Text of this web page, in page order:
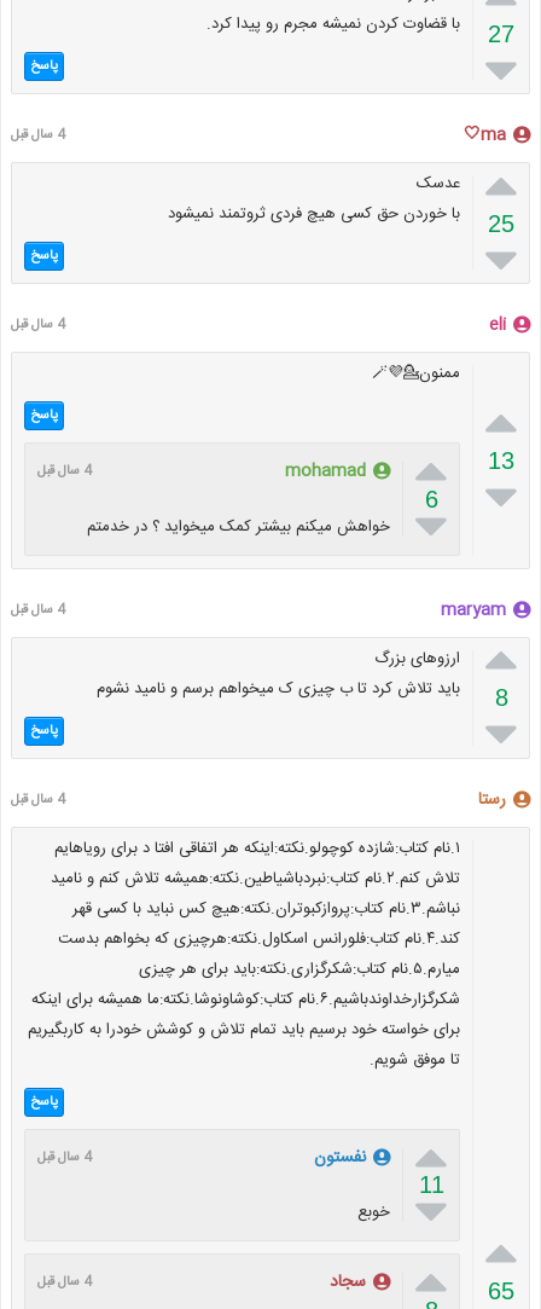
27

با قضاوت کردن نمیشه مجرم رو پیدا کرد.
پاسخ
ma🤍 4 سال قبل

25

عدسک
با خوردن حق کسی هیچ فردی ثروتمند نمیشود
پاسخ
eli 4 سال قبل

13

ممنون💁💜🪄
پاسخ

6

mohamad 4 سال قبل
خواهش میکنم بیشتر کمک میخواید ؟ در خدمتم
maryam 4 سال قبل

8

ارزوهای بزرگ
باید تلاش کرد تا ب چیزی ک میخواهم برسم و نامید نشوم
پاسخ
رستا 4 سال قبل

65
۱.نام کتاب:شازده کوچولو.نکته:اینکه هر اتفاقی افتا د برای رویاهایم
تلاش کنم.۲.نام کتاب:نبردباشیاطین.نکته:همیشه تلاش کنم و نامید
نباشم.۳.نام کتاب:پروازکبوتران.نکته:هیچ کس نباید با کسی قهر
کند.۴.نام کتاب:فلورانس اسکاول.نکته:هرچیزی که بخواهم بدست
میارم.۵.نام کتاب:شکرگزاری.نکته:باید برای هر چیزی
شکرگزارخداوندباشیم.۶.نام کتاب:کوشاونوشا.نکته:ما همیشه برای اینکه
برای خواسته خود برسیم باید تمام تلاش و کوشش خودرا به کاربگیریم
تا موفق شویم.
پاسخ

11

نفستون 4 سال قبل
خوبع
 سجاد 4 سال قبل